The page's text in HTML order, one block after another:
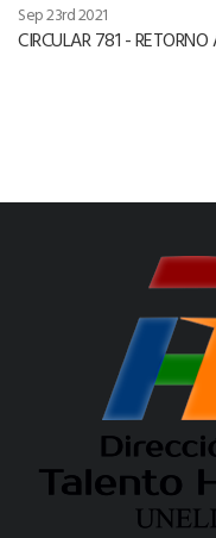
Sep 23rd 2021
CIRCULAR 781 -